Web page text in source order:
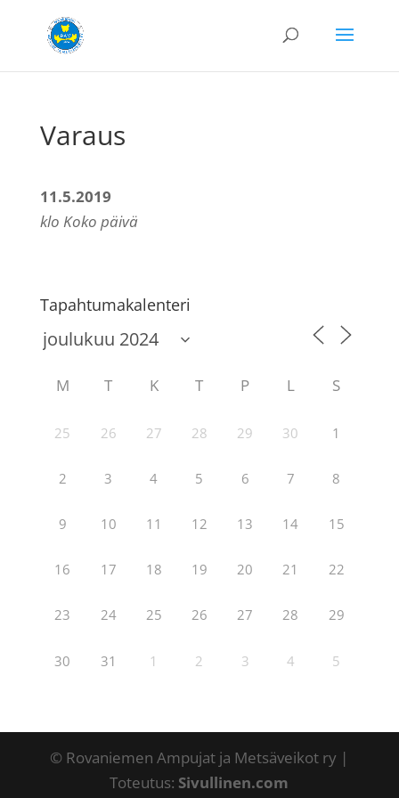
Varaus
11.5.2019
klo Koko päivä
Tapahtumakalenteri
M T K T P L S
25 26 27 28 29 30 1
2 3 4 5 6 7 8
9 10 11 12 13 14 15
16 17 18 19 20 21 22
23 24 25 26 27 28 29
30 31 1 2 3 4 5
© Rovaniemen Ampujat ja Metsäveikot ry |
Toteutus: Sivullinen.com